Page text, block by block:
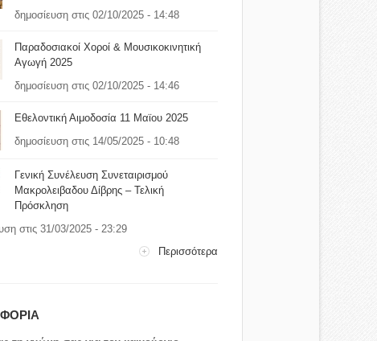
δημοσίευση στις 02/10/2025 - 14:48
Παραδοσιακοί Χοροί & Μουσικοκινητική
Αγωγή 2025
δημοσίευση στις 02/10/2025 - 14:46
Εθελοντική Αιμοδοσία 11 Μαϊου 2025
δημοσίευση στις 14/05/2025 - 10:48
Γενική Συνέλευση Συνεταιρισμού
Μακρολειβαδου Δίβρης – Τελική
Πρόσκληση
στις 31/03/2025 - 23:29
Περισσότερα